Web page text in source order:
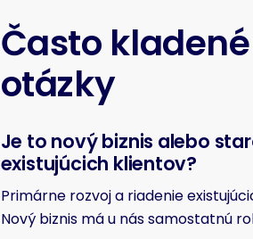
Často kladené
otázky
Je to nový biznis alebo
existujúcich klientov?
Primárne rozvoj a riadenie
Nový biznis má u nás samostatnú